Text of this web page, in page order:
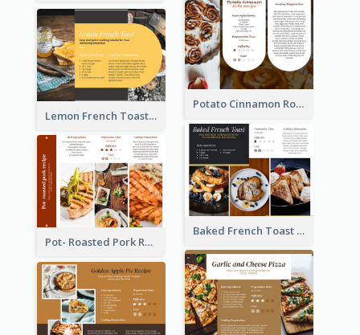
Potato Cinnamon Rolla Recipe Card
Lemon French Toast Recipe Card
Baked French Toast Recipe Card
Pot- Roasted Pork Recipe Card